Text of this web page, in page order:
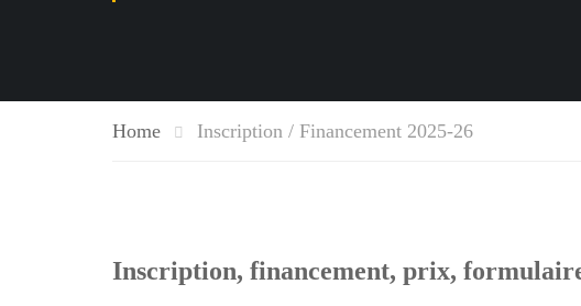
Home Inscription / Financement 2025-26
Inscription, financement, prix,